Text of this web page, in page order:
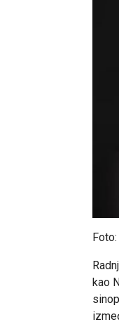
kao